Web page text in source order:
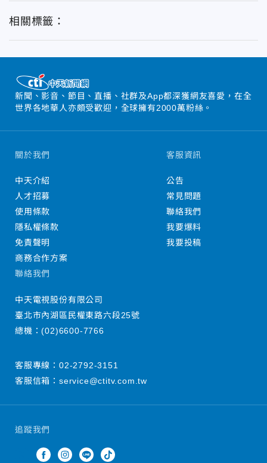
相關標籤：
新聞、影音、節目、直播、社群及App都深獲網友喜愛，在全
世界各地華人亦頗受歡迎，全球擁有2000萬粉絲。
追蹤我們
關於我們
中天介紹
人才招募
使用條款
隱私權條款
免責聲明
商務合作方案
客服資訊
公告
常見問題
聯絡我們
我要爆料
我要投稿
聯絡我們
中天電視股份有限公司
臺北市內湖區民權東路六段25號
總機：(02)6600-7766
客服專線： 02-2792-3151
客服信箱： service@ctitv.com.tw